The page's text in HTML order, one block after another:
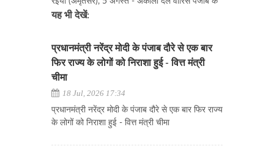
यह भी देखें:
प्रधानमंत्री नरेंद्र मोदी के पंजाब दौरे से एक बार
फिर राज्य के लोगों को निराशा हुई - वित्त मंत्री
चीमा
18 Jul, 2026 17:34
प्रधानमंत्री नरेंद्र मोदी के पंजाब दौरे से एक बार फिर राज्य
के लोगों को निराशा हुई - वित्त मंत्री चीमा